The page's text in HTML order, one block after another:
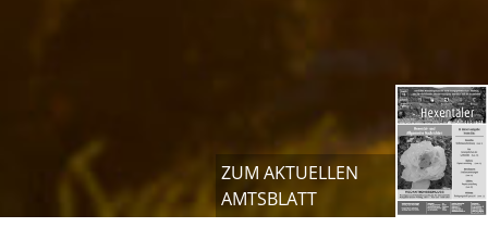
ZUM AKTUELLEN
AMTSBLATT